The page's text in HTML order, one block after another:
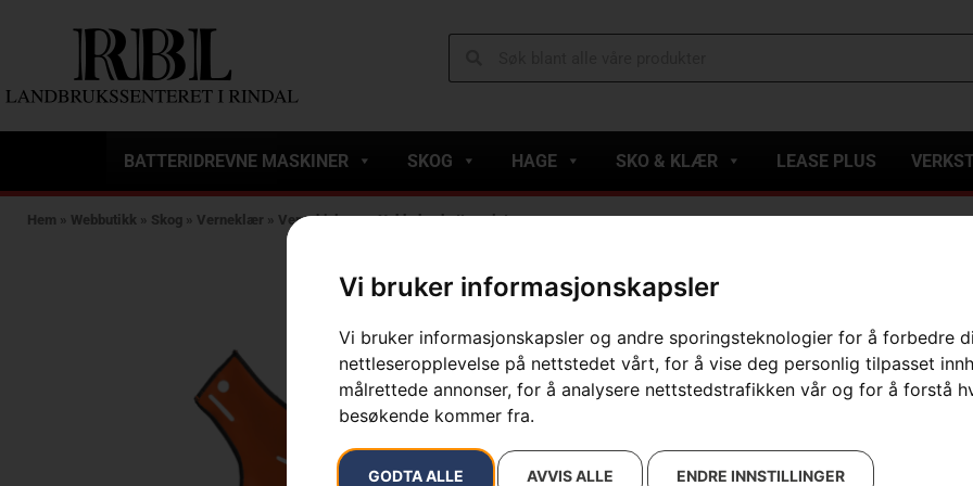
Vi bruker informasjonskapsler
Vi bruker informasjonskapsler og andre sporingsteknologier for å forbedre
nettleseropplevelse på nettstedet vårt, for å vise deg personlig tilpasset
målrettede annonser, for å analysere nettstedstrafikken vår og for å forstå
besøkende kommer fra.
GODTA ALLE AVVIS ALLE ENDRE INNSTILLINGER
BATTERIDREVNE MASKINER SKOG HAGE SKO & KLÆR LEASE PLUS
Hem » Webbutikk » Skog » Verneklær » Vernehjelmer»Nakkebeskytter, vinter
Artikelnummer:
504981704
Kategorier:
E-handel ,
Varemerke:Husqvarna